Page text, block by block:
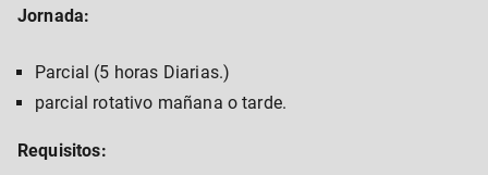
Jornada:
Parcial (5 horas Diarias.)
parcial rotativo mañana o tarde.
Requisitos: